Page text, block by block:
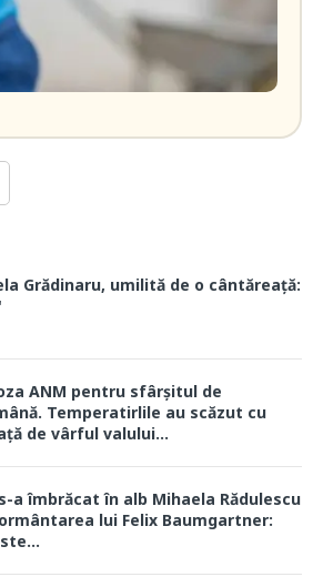
Grădinaru, umilită de o cântăreață:
ANM pentru sfârșitul de
Temperatirlile au scăzut cu
de vârful valului...
a îmbrăcat în alb Mihaela Rădulescu
lui Felix Baumgartner: